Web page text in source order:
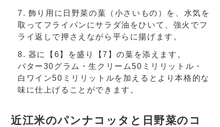
飾り用に日野菜の葉（小さいもの）を、水気を
取ってフライパンにサラダ油をひいて、強火でフ
ライ返しで押さえながら平らに揚げます。
器に【6】を盛り【7】の葉を添えます。
バター30グラム・生クリーム50ミリリットル・
白ワイン50ミリリットルを加えるとより本格的な
味に仕上げることができます。
近江米のパンナコッタと日野菜のコ